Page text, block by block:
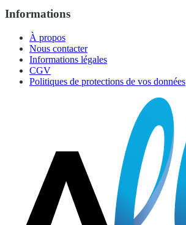
Informations
À propos
Nous contacter
Informations légales
CGV
Politiques de protections de vos données